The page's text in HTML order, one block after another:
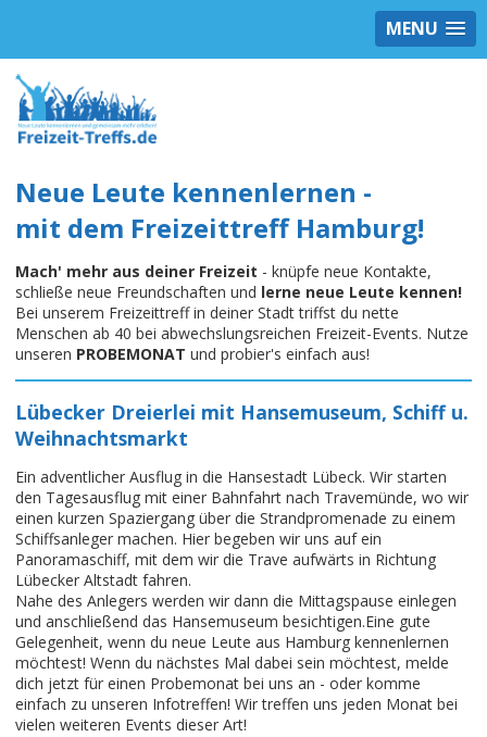
MENU
Neue Leute kennenlernen -
mit dem Freizeittreff Hamburg!
Mach' mehr aus deiner Freizeit - knüpfe neue Kontakte,
schließe neue Freundschaften und lerne neue Leute kennen!
Bei unserem Freizeittreff in deiner Stadt triffst du nette
Menschen ab 40 bei abwechslungsreichen Freizeit-Events. Nutze
unseren PROBEMONAT und probier's einfach aus!
Lübecker Dreierlei mit Hansemuseum, Schiff u.
Weihnachtsmarkt
Ein adventlicher Ausflug in die Hansestadt Lübeck. Wir starten
den Tagesausflug mit einer Bahnfahrt nach Travemünde, wo wir
einen kurzen Spaziergang über die Strandpromenade zu einem
Schiffsanleger machen. Hier begeben wir uns auf ein
Panoramaschiff, mit dem wir die Trave aufwärts in Richtung
Lübecker Altstadt fahren.
Nahe des Anlegers werden wir dann die Mittagspause einlegen
und anschließend das Hansemuseum besichtigen.Eine gute
Gelegenheit, wenn du neue Leute aus Hamburg kennenlernen
möchtest! Wenn du nächstes Mal dabei sein möchtest, melde
dich jetzt für einen Probemonat bei uns an - oder komme
einfach zu unseren Infotreffen! Wir treffen uns jeden Monat bei
vielen weiteren Events dieser Art!